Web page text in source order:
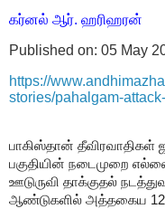
கர்னல் ஆர். ஹரிஹரன்
Published on: 05 May
https://
stories/pahalgam-
பாகிஸ்தான்
பகுதியின் நடைமுறை
ஊடுருவி தாக்குதல்
ஆண்டுகளில் அத்தகைய